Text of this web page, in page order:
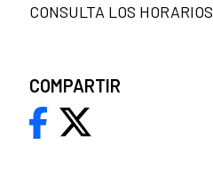
CONSULTA LOS
COMPARTIR